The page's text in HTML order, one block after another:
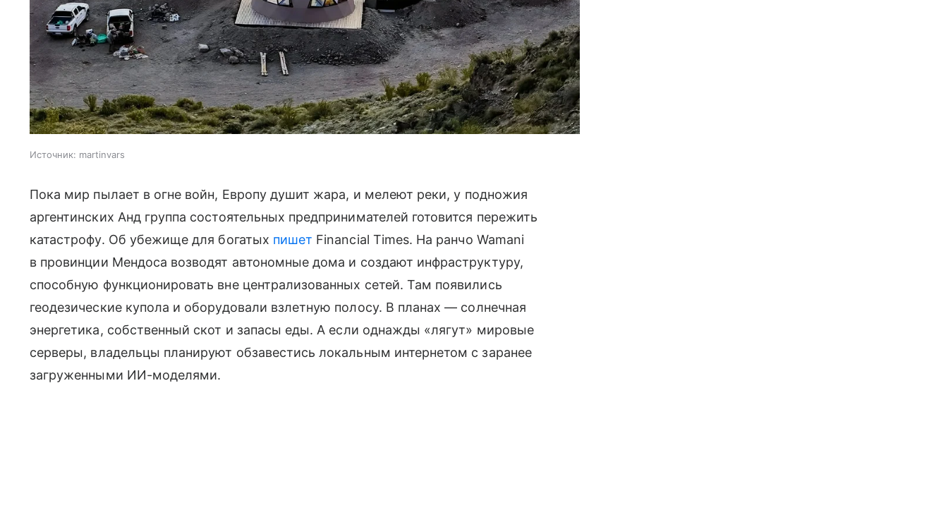
Источник: martinvars
Пока мир пылает в огне войн, Европу душит жара, и мелеют реки, у подножия
аргентинских Анд группа состоятельных предпринимателей готовится пережить
катастрофу. Об убежище для богатых пишет Financial Times. На ранчо Wamani
в провинции Мендоса возводят автономные дома и создают инфраструктуру,
способную функционировать вне централизованных сетей. Там появились
геодезические купола и оборудовали взлетную полосу. В планах — солнечная
энергетика, собственный скот и запасы еды. А если однажды «лягут» мировые
серверы, владельцы планируют обзавестись локальным интернетом с заранее
загруженными ИИ-моделями.